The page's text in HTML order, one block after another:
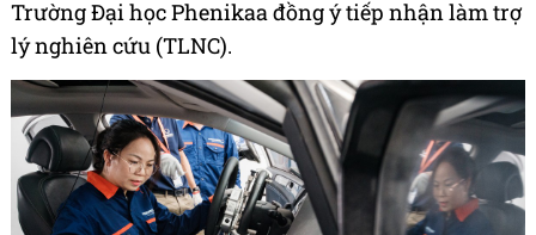
Trường Đại học Phenikaa đồng ý tiếp nhận làm trợ
lý nghiên cứu (TLNC).